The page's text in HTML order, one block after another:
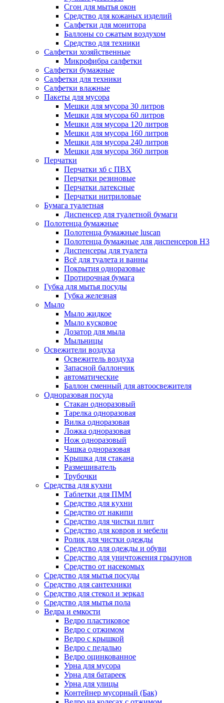
Сгон для мытья окон
Средство для кожаных изделий
Салфетки для монитора
Баллоны со сжатым воздухом
Средство для техники
Салфетки хозяйственные
Микрофибра салфетки
Салфетки бумажные
Салфетки для техники
Салфетки влажные
Пакеты для мусора
Мешки для мусора 30 литров
Мешки для мусора 60 литров
Мешки для мусора 120 литров
Мешки для мусора 160 литров
Мешки для мусора 240 литров
Мешки для мусора 360 литров
Перчатки
Перчатки хб с ПВХ
Перчатки резиновые
Перчатки латексные
Перчатки нитриловые
Бумага туалетная
Диспенсер для туалетной бумаги
Полотенца бумажные
Полотенца бумажные luscan
Полотенца бумажные для диспенсеров H3
Диспенсеры для туалета
Всё для туалета и ванны
Покрытия одноразовые
Протирочная бумага
Губка для мытья посуды
Губка железная
Мыло
Мыло жидкое
Мыло кусковое
Дозатор для мыла
Мыльницы
Освежители воздуха
Освежитель воздуха
Запасной баллончик
автоматические
Баллон сменный для автоосвежителя
Одноразовая посуда
Стакан одноразовый
Тарелка одноразовая
Вилка одноразовая
Ложка одноразовая
Нож одноразовый
Чашка одноразовая
Крышка для стакана
Размешиватель
Трубочки
Средства для кухни
Таблетки для ПММ
Средство для кухни
Средство от накипи
Средство для чистки плит
Средство для ковров и мебели
Ролик для чистки одежды
Средство для одежды и обуви
Средство для уничтожения грызунов
Средство от насекомых
Средство для мытья посуды
Средство для сантехники
Средство для стекол и зеркал
Средство для мытья пола
Ведра и емкости
Ведро пластиковое
Ведро с отжимом
Ведро с крышкой
Ведро с педалью
Ведро оцинкованное
Урна для мусора
Урна для батареек
Урна для улицы
Контейнер мусорный (Бак)